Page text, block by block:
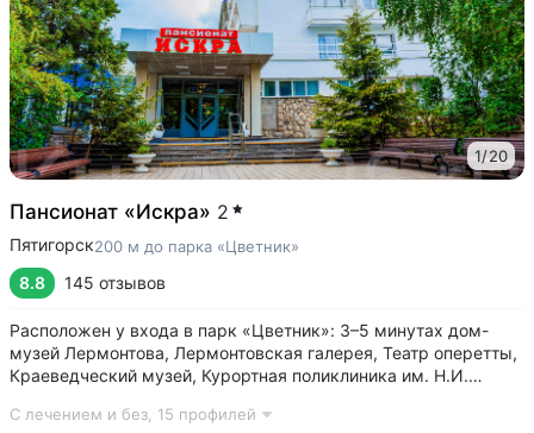
1/20
Пансионат «Искра» 2
Пятигорск200 м до парка «Цветник»
8.8 145 отзывов
Расположен у входа в парк «Цветник»: 3–5 минутах дом-
музей Лермонтова, Лермонтовская галерея, Театр оперетты,
Краеведческий музей, Курортная поликлиника им. Н.И.
с тремя видами минеральных источников № 2, № 17,
С лечением и без, 15 профилей